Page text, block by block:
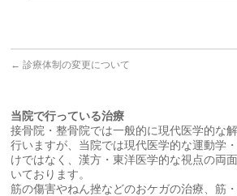
← 診療体制の変更について
当院で行っている治療
接骨院・整骨院では一般的に現代医学的な
行いますが、当院では現代医学的な運動学
けではなく、漢方・東洋医学的な視点の両
いております。
筋の傷害やねん挫などのおケガの治療、筋